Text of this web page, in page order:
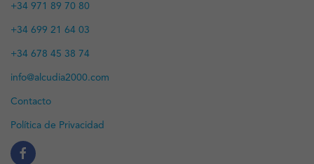
+34 971 89 70 80
+34 699 21 64 03
+34 678 45 38 74
info@alcudia2000.com
Contacto
Política de Privacidad